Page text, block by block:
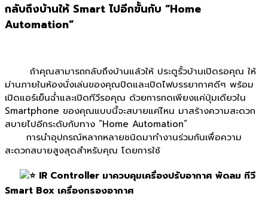
กลับถึงบ้านให้ Smart ไปอีกขั้นกับ “Home
Automation”
ถ้าคุณสามารถกลับถึงบ้านแล้วให้ ประตูรั้วบ้านเปิดรอคุณ ให้
ม่านภายในห้องนั่งเล่นของคุณปิดและเปิดไฟบรรยากาศดีๆ พร้อม
เปิดแอร์เย็นฉ่ำและเปิดทีวีรอคุณ ด้วยการกดเพียงแค่ปุ่มเดียวใน
Smartphone ของคุณแบบนี้จะสบายแค่ไหน มาสร้างความสะดวก
สบายไปอีกระดับกับทาง “Home Automation”
การนำอุปกรณ์หลากหลายชนิดมาทำงานร่วมกันเพื่อความ
สะดวกสบายสูงสุดสำหรับคุณ โดยการใช้
IR Controller มาควบคุมเครื่องปรับอากาศ พัดลม ทีวี
Smart Box เครื่องกรองอากาศ